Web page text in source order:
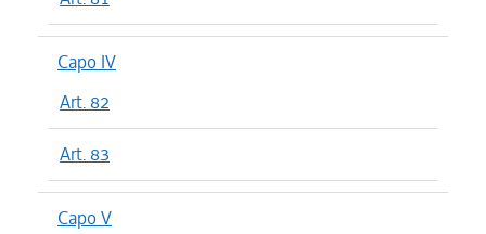
Capo IV
Art. 82
Art. 83
Capo V